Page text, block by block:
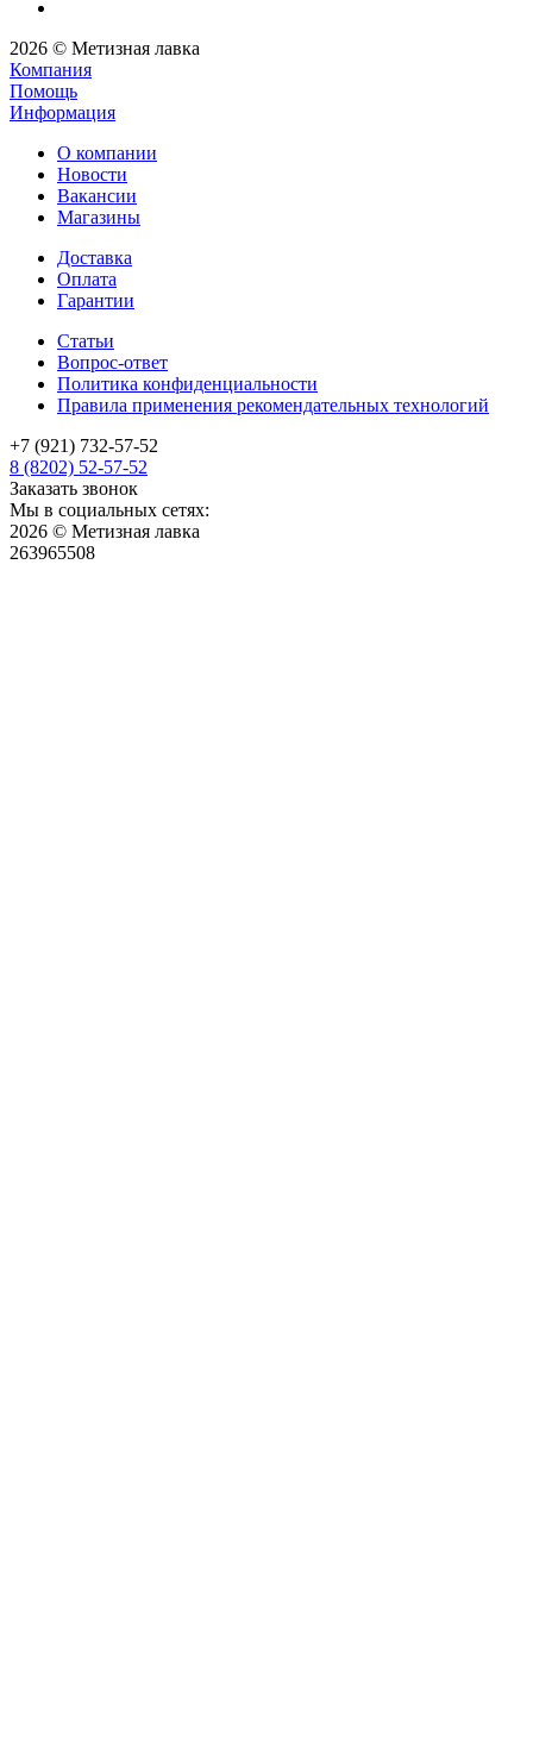
2026 © Метизная лавка
Компания
Помощь
Информация
О компании
Новости
Вакансии
Магазины
Доставка
Оплата
Гарантии
Статьи
Вопрос-ответ
Политика конфиденциальности
Правила применения рекомендательных технологий
+7 (921) 732-57-52
8 (8202) 52-57-52
Заказать звонок
Мы в социальных сетях:
2026 © Метизная лавка
263965508